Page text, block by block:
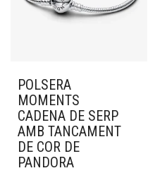
POLSERA
MOMENTS
CADENA DE SERP
AMB TANCAMENT
DE COR DE
PANDORA